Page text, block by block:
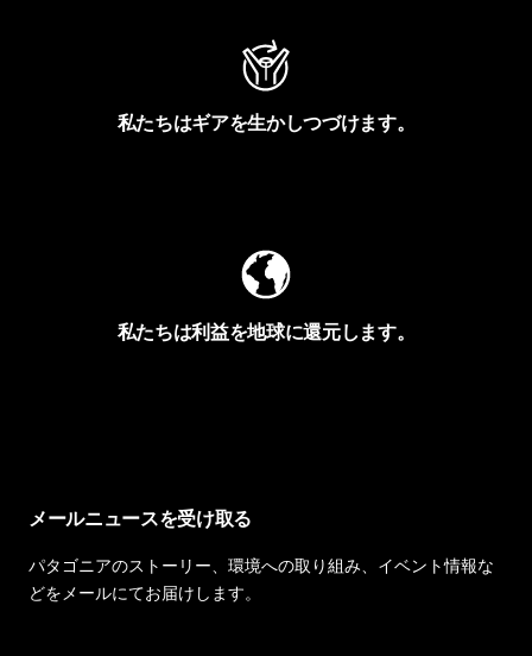
私たちはギアを生かしつづけます。
私たちは利益を地球に還元します。
メールニュースを受け取る
パタゴニアのストーリー、環境への取り組み、イベント情報な
どをメールにてお届けします。